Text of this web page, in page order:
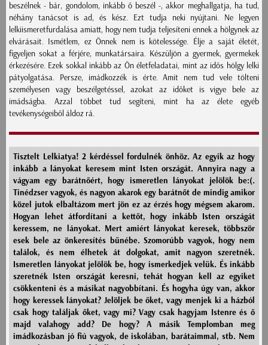
beszélnek - bár, gondolom, inkább ő beszél -, akkor meghallgatja, ha tud,
néhány tanácsot is ad, és kész. Ezt tudja neki nyújtani. Ne legyen
lelkiismeretfurdalása amiatt, hogy nem tudja teljesíteni ennek a hölgynek az
elvárásait. Ismétlem, ez Önnek nem is kötelessége. Élje a saját életét,
figyeljen sokat a férjére, munkatársaira. Készüljön a gyermek, gyermekek
érkezésére. Ezek sokkal inkább az Ön életfeladatai, mint az idős hölgy lelki
pátyolgatása. Persze, imádkozzék is érte. Amit nem tud vele tölteni
személyesen vagy beszélgetéssel, azokat az időket is vigye bele az
imádságba. Azzal többet tud segíteni, mint ha az élete egyéb
tevékenységeiből áldoz rá.
Tisztelt Lelkiatya! 2 kérdéssel fordulnék önhöz. Az egyik az hogy
inkább a lányokat keresem mint Isten országát. Annyira nagy a
vágyam egy barátnőért, hogy ismeretlen lányokat jelölök be:(.
Tinédzser vagyok, és nagyon akarok egy barátnőt de mindig amikor
közel jutok elbaltázom mert jön ez az érzés hogy mégsem akarom.
Hogyan lehet átfordítani a kettőt, hogy inkább Isten országát
keressem, ne lányokat. Mert amiért lányokat keresek, többször
esek bele az önkeresítés bűnébe. Szomorúbb vagyok, hogy nem
találok, és nem élhetek át dolgokat, amit nagyon szeretnék.
Ismeretlen lányokat jelölök be, hogy ismerkedjek velük. És inkább
szeretnék Isten országát keresni, tehát hogyan kell az egyiket
csökkenteni és a másikat nagyobbítani. És hogyha úgy van, akkor
hogy keressek lányokat? Jelöljek be őket, vagy menjek ki a házból
csak hogy találjak őket, vagy mi? Vagy csak hagyjam Istenre és ő
majd valahogy add? De hogy? A másik Templomban meg
imádkozásban jó fiú vagyok, de iskolában, barátaimmal, stb. Nem